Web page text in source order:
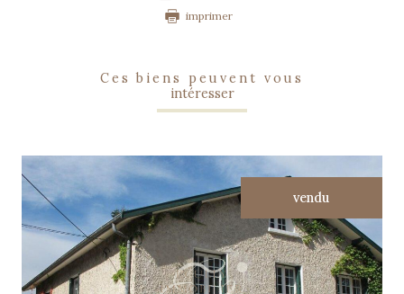
imprimer
ces biens peuvent vous
intéresser
vendu